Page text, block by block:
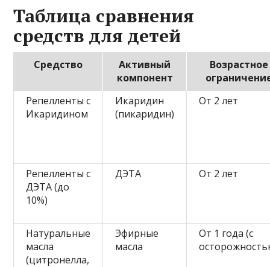
Таблица сравнения
средств для детей
Средство
Активный
компонент
Возрастное
Репелленты с
Икаридином
Икаридин
(пикаридин)
От 2 лет
Репелленты с
ДЭТА (до
10%)
ДЭТА От 2 лет
Натуральные
масла
(цитронелла,
Эфирные
масла
От 1 года (с